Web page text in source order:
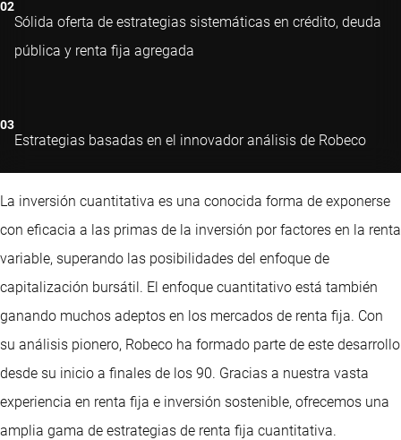
Sólida oferta de estrategias sistemáticas en crédito, deuda
pública y renta fija agregada
Estrategias basadas en el innovador análisis de Robeco
La inversión cuantitativa es una conocida forma de exponerse
con eficacia a las primas de la inversión por factores en la renta
variable, superando las posibilidades del enfoque de
capitalización bursátil. El enfoque cuantitativo está también
ganando muchos adeptos en los mercados de renta fija. Con
su análisis pionero, Robeco ha formado parte de este desarrollo
desde su inicio a finales de los 90. Gracias a nuestra vasta
experiencia en renta fija e inversión sostenible, ofrecemos una
amplia gama de estrategias de renta fija cuantitativa.